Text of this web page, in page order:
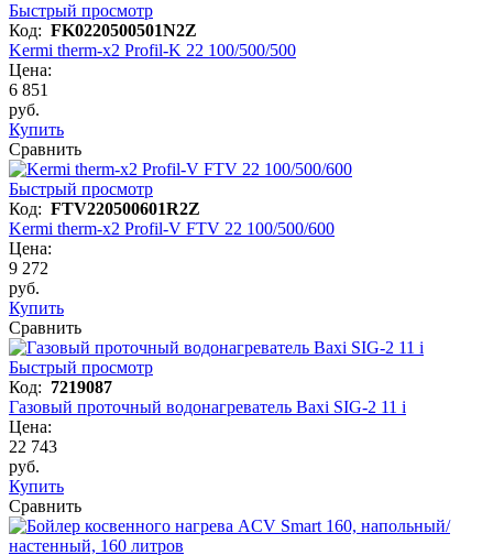
Быстрый просмотр
Код: FK0220500501N2Z
Kermi therm-x2 Profil-K 22 100/500/500
Цена:
6 851
руб.
Купить
Сравнить
Быстрый просмотр
Код: FTV220500601R2Z
Kermi therm-x2 Profil-V FTV 22 100/500/600
Цена:
9 272
руб.
Купить
Сравнить
Быстрый просмотр
Код: 7219087
Газовый проточный водонагреватель Baxi SIG-2 11 i
Цена:
22 743
руб.
Купить
Сравнить